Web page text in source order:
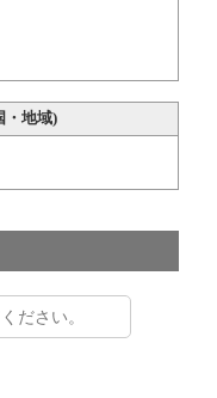
・地域)